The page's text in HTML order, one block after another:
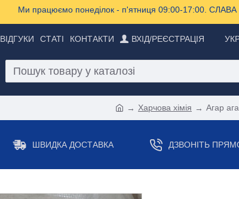
Ми працюємо понеділок - п'ятниця 09:00-17:00.
ВІДГУКИ СТАТІ КОНТАКТИ ВХІД/РЕЄСТРАЦІЯ
Харчова хімія Агар
ШВИДКА ДОСТАВКА ДЗВОНІТЬ